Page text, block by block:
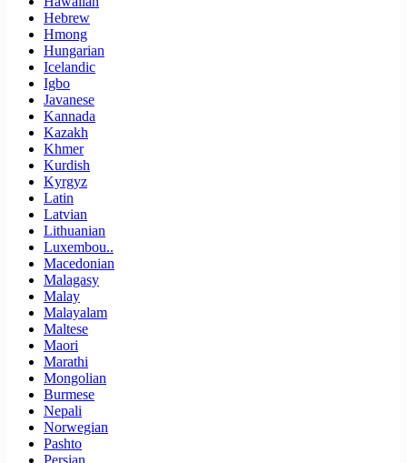
Hebrew
Hmong
Hungarian
Icelandic
Igbo
Javanese
Kannada
Kazakh
Khmer
Kurdish
Kyrgyz
Latin
Latvian
Lithuanian
Luxembou..
Macedonian
Malagasy
Malay
Malayalam
Maltese
Maori
Marathi
Mongolian
Burmese
Nepali
Norwegian
Pashto
Persian